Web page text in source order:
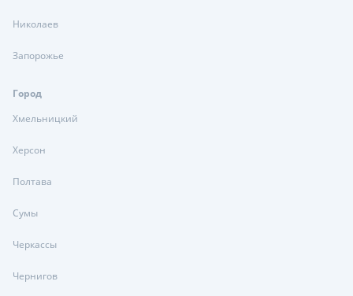
Николаев
Запорожье
Город
Хмельницкий
Херсон
Полтава
Сумы
Черкассы
Чернигов